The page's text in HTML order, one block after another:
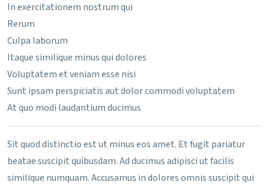
In exercitationem nostrum qui
Rerum
Culpa laborum
Itaque similique minus qui dolores
Voluptatem et veniam esse nisi
Sunt ipsam perspiciatis aut dolor commodi voluptatem
At quo modi laudantium ducimus
Sit quod distinctio est ut minus eos amet. Et fugit pariatur
beatae suscipit quibusdam. Ad ducimus adipisci ut facilis
similique numquam. Accusamus in dolores omnis suscipit qui